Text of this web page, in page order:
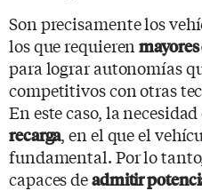
Son precisamente los
los que requieren
para lograr autonomías
competitivos con otras
En este caso, la necesidad
recarga, en el que el
fundamental. Por lo
capaces deadmitir